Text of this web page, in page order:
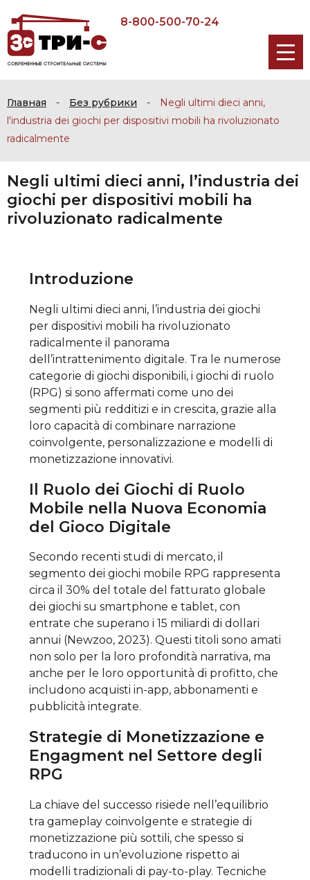
8-800-500-70-24
Главная - Без рубрики -
Negli ultimi dieci anni,
l'industria dei giochi per dispositivi mobili ha rivoluzionato
radicalmente
Negli ultimi dieci anni, l’industria dei
giochi per dispositivi mobili ha
rivoluzionato radicalmente
Introduzione
Negli ultimi dieci anni, l’industria dei giochi
per dispositivi mobili ha rivoluzionato
radicalmente il panorama
dell’intrattenimento digitale. Tra le numerose
categorie di giochi disponibili, i giochi di ruolo
(RPG) si sono affermati come uno dei
segmenti più redditizi e in crescita, grazie alla
loro capacità di combinare narrazione
coinvolgente, personalizzazione e modelli di
monetizzazione innovativi.
Il Ruolo dei Giochi di Ruolo
Mobile nella Nuova Economia
del Gioco Digitale
Secondo recenti studi di mercato, il
segmento dei giochi mobile RPG rappresenta
circa il 30% del totale del fatturato globale
dei giochi su smartphone e tablet, con
entrate che superano i 15 miliardi di dollari
annui (Newzoo, 2023). Questi titoli sono amati
non solo per la loro profondità narrativa, ma
anche per le loro opportunità di profitto, che
includono acquisti in-app, abbonamenti e
pubblicità integrate.
Strategie di Monetizzazione e
Engagment nel Settore degli
RPG
La chiave del successo risiede nell’equilibrio
tra gameplay coinvolgente e strategie di
monetizzazione più sottili, che spesso si
traducono in un’evoluzione rispetto ai
modelli tradizionali di pay-to-play. Tecniche